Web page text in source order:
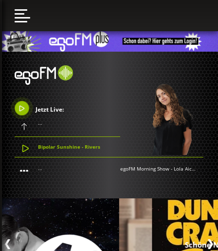
Jetzt Live:
...
Bipolar Sunshine - Rivers
... egoFM Morning Show - Lola Aichner
Schöne Neue Radiowelt